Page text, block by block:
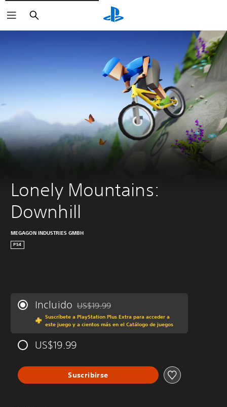
Buscar
Lonely Mountains:
Downhill
MEGAGON INDUSTRIES GMBH
PS4
Incluido Rebajado del precio original de US$19.99
US$19.99
Suscríbete a PlayStation Plus Extra para acceder a
este juego y a cientos más en el Catálogo de juegos
US$19.99
Suscribirse